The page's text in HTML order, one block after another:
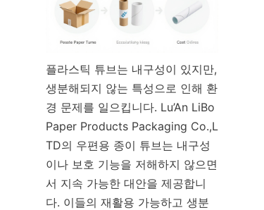
플라스틱 튜브는 내구성이 있지만,
생분해되지 않는 특성으로 인해 환
경 문제를 일으킵니다. Lu’An LiBo
Paper Products Packaging Co.,L
TD의 우편용 종이 튜브는 내구성
이나 보호 기능을 저해하지 않으면
서 지속 가능한 대안을 제공합니
다. 이들의 재활용 가능하고 생분